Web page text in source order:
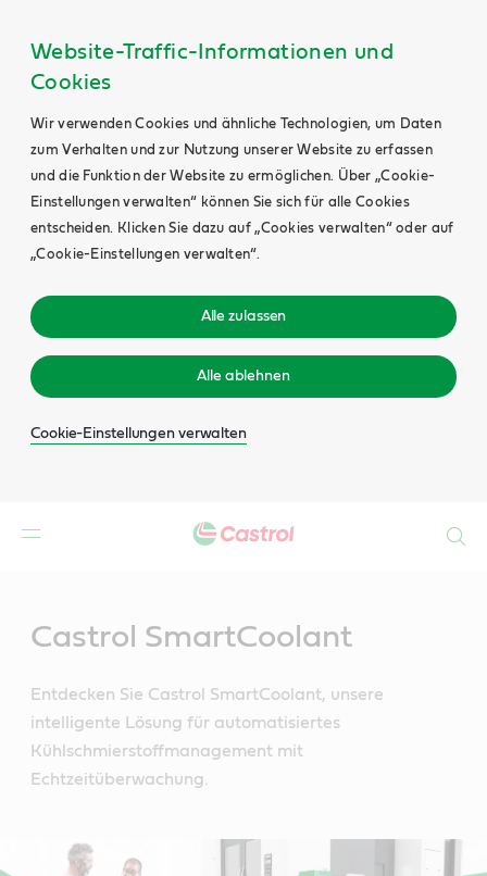
Website-Traffic-Informationen und
Cookies
Wir verwenden Cookies und ähnliche Technologien, um Daten
zum Verhalten und zur Nutzung unserer Website zu erfassen
und die Funktion der Website zu ermöglichen. Über „Cookie-
Einstellungen verwalten“ können Sie sich für alle Cookies
entscheiden. Klicken Sie dazu auf „Cookies verwalten“ oder auf
„Cookie-Einstellungen verwalten“.
Alle zulassen
Alle ablehnen
Cookie-Einstellungen verwalten
Castrol SmartCoolant
Entdecken Sie Castrol SmartCoolant, unsere
intelligente Lösung für automatisiertes
Kühlschmierstoffmanagement mit
Echtzeitüberwachung.